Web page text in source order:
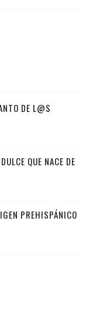
DE L@S
QUE NACE DE
PREHISPÁNICO